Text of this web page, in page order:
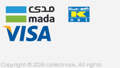
.Copyright © 2026 collectnook. All rights